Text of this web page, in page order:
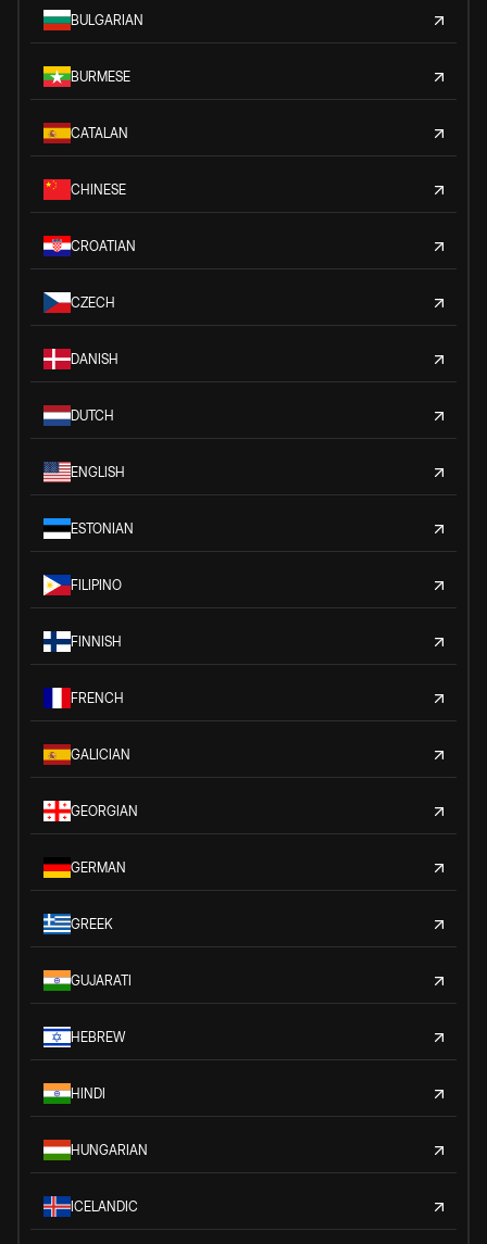
BULGARIAN
BURMESE
CATALAN
CHINESE
CROATIAN
CZECH
DANISH
DUTCH
ENGLISH
ESTONIAN
FILIPINO
FINNISH
FRENCH
GALICIAN
GEORGIAN
GERMAN
GREEK
GUJARATI
HEBREW
HINDI
HUNGARIAN
ICELANDIC